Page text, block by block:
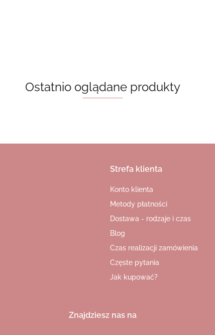
Ostatnio oglądane produkty
Strefa klienta
Konto klienta
Metody płatności
Dostawa - rodzaje i czas
Blog
Czas realizacji zamówienia
Częste pytania
Jak kupować?
Znajdziesz nas na